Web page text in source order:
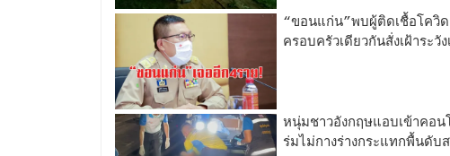
“ขอนแก่น”พบผู้ติดเชื้อโควิ
ครอบครัวเดียวกันสั่งเฝ้าระวั
หนุ่มชาวอังกฤษแอบเข้าคอ
ร่มไม่กางร่างกระแทกพื้นดับ